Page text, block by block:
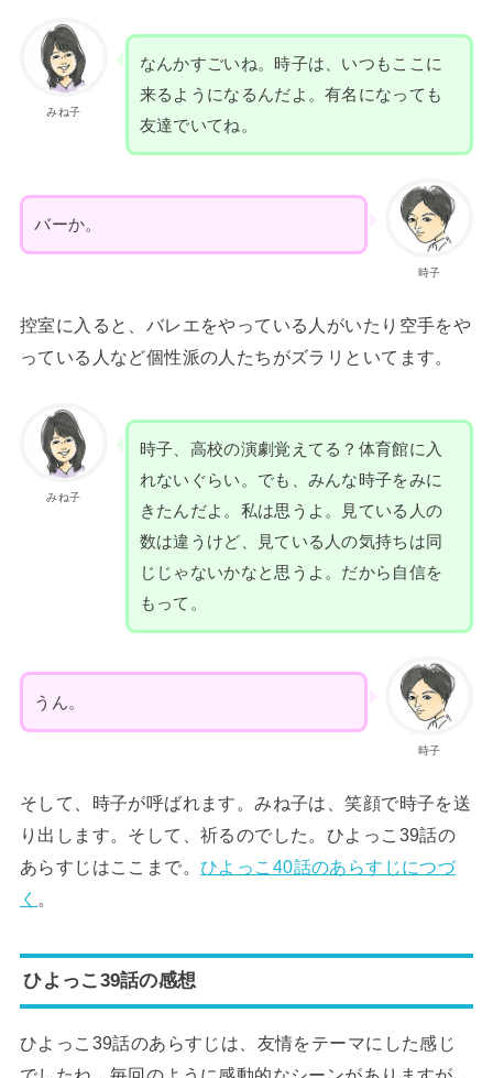
みね子
なんかすごいね。時子は、いつもここに
来るようになるんだよ。有名になっても
友達でいてね。
時子
バーか。
控室に入ると、バレエをやっている人がいたり空手をや
っている人など個性派の人たちがズラリといてます。
みね子
時子、高校の演劇覚えてる？体育館に入
れないぐらい。でも、みんな時子をみに
きたんだよ。私は思うよ。見ている人の
数は違うけど、見ている人の気持ちは同
じじゃないかなと思うよ。だから自信を
もって。
時子
うん。
そして、時子が呼ばれます。みね子は、笑顔で時子を送
り出します。そして、祈るのでした。ひよっこ39話の
あらすじはここまで。ひよっこ40話のあらすじにつづ
く 。
ひよっこ39話の感想
ひよっこ39話のあらすじは、友情をテーマにした感じ